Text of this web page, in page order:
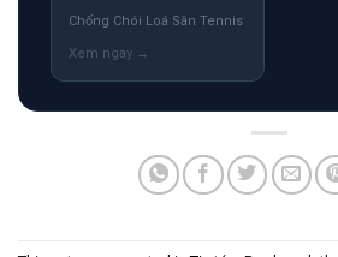
Chống Chói Loá Sân Tennis